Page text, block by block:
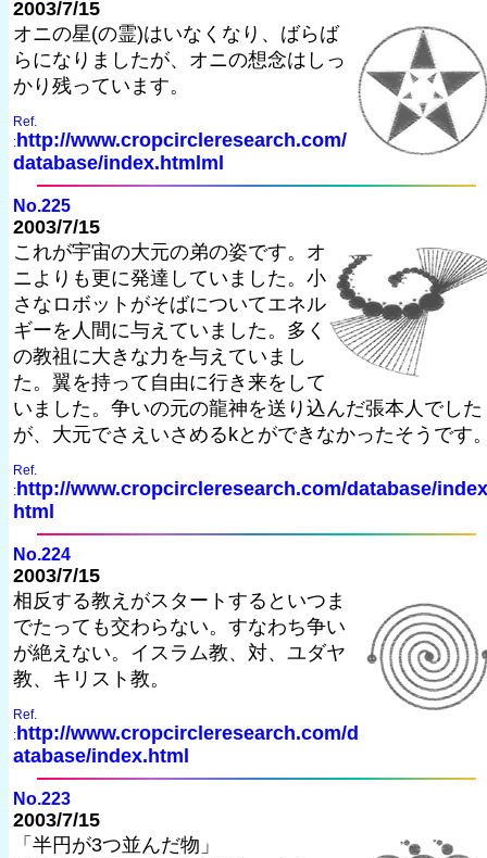
2003/7/15
オニの星(の霊)はいなくなり、ばらば
らになりましたが、オニの想念はしっ
かり残っています。
Ref.
: http://www.cropcircleresearch.com/
database/index.htmlml
No.225
2003/7/15
これが宇宙の大元の弟の姿です。オ
ニよりも更に発達していました。小
さなロボットがそばについてエネル
ギーを人間に与えていました。多く
の教祖に大きな力を与えていまし
た。翼を持って自由に行き来をして
いました。争いの元の龍神を送り込んだ張本人でした
が、大元でさえいさめるkとができなかったそうです
Ref.
: http://www.cropcircleresearch.com/database/
html
No.224
2003/7/15
相反する教えがスタートするといつま
でたっても交わらない。すなわち争い
が絶えない。イスラム教、対、ユダヤ
教、キリスト教。
Ref.
: http://www.cropcircleresearch.com/d
atabase/index.html
No.223
2003/7/15
「半円が3つ並んだ物」